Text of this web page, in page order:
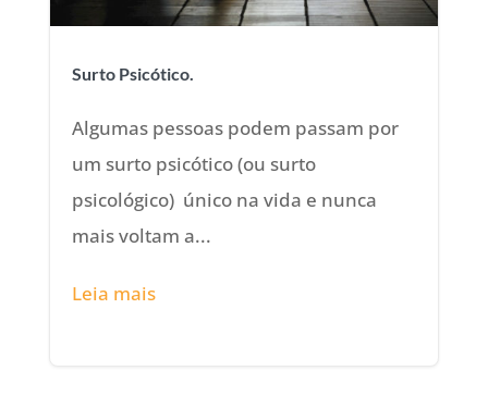
Surto Psicótico.
Algumas pessoas podem passam por
um surto psicótico (ou surto
psicológico) único na vida e nunca
mais voltam a...
Leia mais